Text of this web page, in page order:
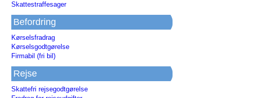
Skattestraffesager
Befordring
Kørselsfradrag
Kørselsgodtgørelse
Firmabil (fri bil)
Rejse
Skattefri rejsegodtgørelse